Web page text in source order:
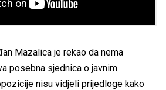
Mazalica je rekao da nema
posebna sjednica o javnim
nisu vidjeli prijedloge kako